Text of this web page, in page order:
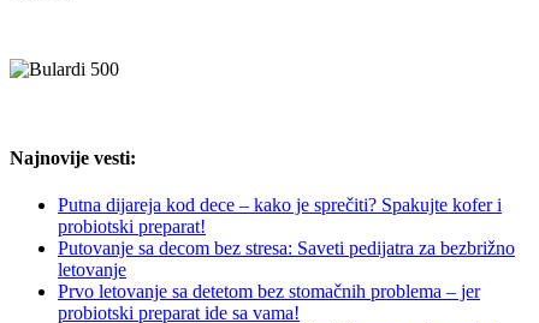
Najnovije vesti:
Putna dijareja kod dece – kako je sprečiti? Spakujte kofer i
probiotski preparat!
Putovanje sa decom bez stresa: Saveti pedijatra za bezbrižno
letovanje
Prvo letovanje sa detetom bez stomačnih problema – jer
probiotski preparat ide sa vama!